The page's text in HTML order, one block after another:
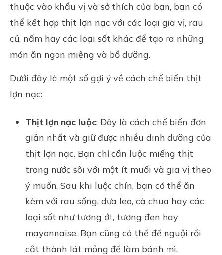
thuộc vào khẩu vị và sở thích của bạn, bạn có
thể kết hợp thịt lợn nạc với các loại gia vị, rau
củ, nấm hay các loại sốt khác để tạo ra những
món ăn ngon miệng và bổ dưỡng.
Dưới đây là một số gợi ý về cách chế biến thịt
lợn nạc:
Thịt lợn nạc luộc: Đây là cách chế biến đơn
giản nhất và giữ được nhiều dinh dưỡng của
thịt lợn nạc. Bạn chỉ cần luộc miếng thịt
trong nước sôi với một ít muối và gia vị theo
ý muốn. Sau khi luộc chín, bạn có thể ăn
kèm với rau sống, dưa leo, cà chua hay các
loại sốt như tương ớt, tương đen hay
mayonnaise. Bạn cũng có thể để nguội rồi
cắt thành lát mỏng để làm bánh mì,